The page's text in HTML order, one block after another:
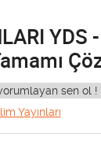
sen ol !
Yayınları